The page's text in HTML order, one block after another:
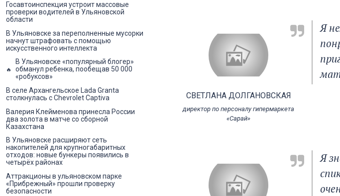
СВЕТЛАНА ДОЛГАНОВСКАЯ
директор по персоналу гипермаркета
«Сарай»
Я
Я
Госавтоинспекция устроит массовые
проверки водителей в Ульяновской
области
В Ульяновске за переполненные мусорки
начнут штрафовать с помощью
искусственного интеллекта
В Ульяновске «популярный блогер»
обманул ребенка, пообещав 50 000
«робуксов»
В селе Архангельское Lada Granta
столкнулась с Chevrolet Captiva
Валерия Клейменова принесла России
два золота в матче со сборной
Казахстана
В Ульяновске расширяют сеть
накопителей для крупногабаритных
отходов: новые бункеры появились в
четырёх районах
Аттракционы в ульяновском парке
«Прибрежный» прошли проверку
безопасности